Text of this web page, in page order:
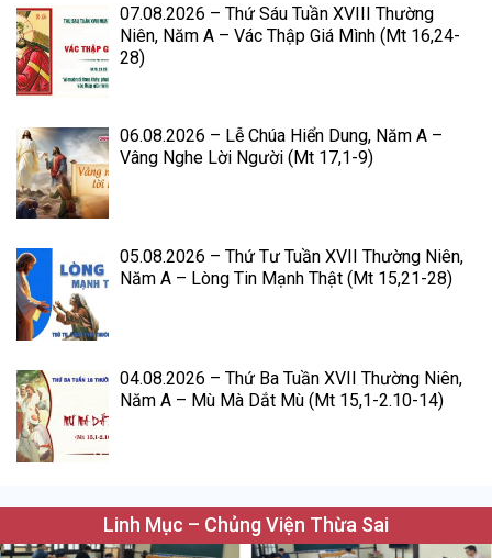
07.08.2026 – Thứ Sáu Tuần XVIII Thường
Niên, Năm A – Vác Thập Giá Mình (Mt 16,24-
28)
06.08.2026 – Lễ Chúa Hiển Dung, Năm A –
Vâng Nghe Lời Người (Mt 17,1-9)
05.08.2026 – Thứ Tư Tuần XVII Thường Niên,
Năm A – Lòng Tin Mạnh Thật (Mt 15,21-28)
04.08.2026 – Thứ Ba Tuần XVII Thường Niên,
Năm A – Mù Mà Dắt Mù (Mt 15,1-2.10-14)
Linh Mục – Chủng Viện Thừa Sai